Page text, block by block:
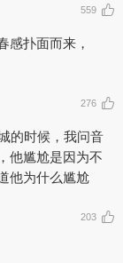
559
感扑面而来，
276
的时候，我问音
他尴尬是因为不
他为什么尴尬
203